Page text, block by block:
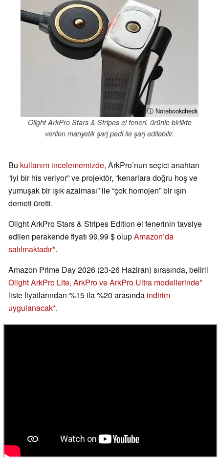
ⓘ Notebookcheck
Olight ArkPro Stars & Stripes el feneri, ürünle birlikte
verilen manyetik şarj pedi ile şarj edilebilir.
Bu kullanım incelememizde, ArkPro’nun seçici anahtarı
“iyi bir his veriyor” ve projektör, “kenarlara doğru hoş ve
yumuşak bir ışık azalması” ile “çok homojen” bir ışın
demeti üretti.
Olight ArkPro Stars & Stripes Edition el fenerinin tavsiye
edilen perakende fiyatı 99,99 $ olupAmazon’da
satılmaktadır .
Amazon Prime Day 2026 (23-26 Haziran) sırasında, belirli
Olight ArkPro Lite, ArkPro ve ArkPro Ultra modellerinde
liste fiyatlarından %15 ila %20 arasında indirim
uygulanacak .